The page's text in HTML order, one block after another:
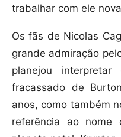
trabalhar com ele
Os fãs de Nicolas
grande admiração
planejou
fracassado de
anos, como também
referência ao nome